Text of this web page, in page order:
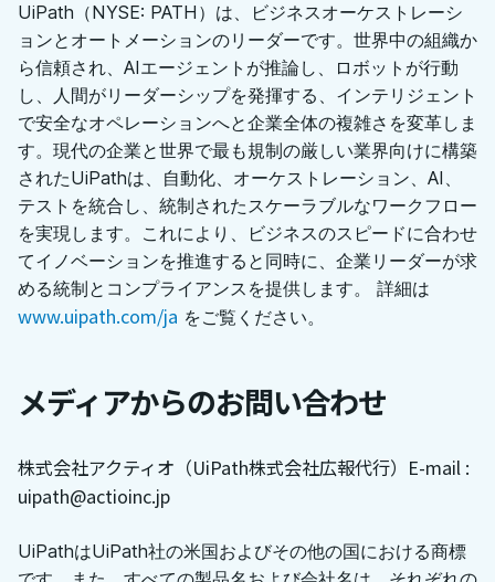
UiPath（NYSE: PATH）は、ビジネスオーケストレーシ
ョンとオートメーションのリーダーです。世界中の組織か
ら信頼され、AIエージェントが推論し、ロボットが行動
し、人間がリーダーシップを発揮する、インテリジェント
で安全なオペレーションへと企業全体の複雑さを変革しま
す。現代の企業と世界で最も規制の厳しい業界向けに構築
されたUiPathは、自動化、オーケストレーション、AI、
テストを統合し、統制されたスケーラブルなワークフロー
を実現します。これにより、ビジネスのスピードに合わせ
てイノベーションを推進すると同時に、企業リーダーが求
める統制とコンプライアンスを提供します。 詳細は
www.uipath.com/ja をご覧ください。
メディアからのお問い合わせ
株式会社アクティオ（UiPath株式会社広報代行） E-mail :
uipath@actioinc.jp
UiPathはUiPath社の米国およびその他の国における商標